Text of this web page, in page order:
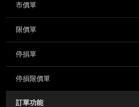
市價單
限價單
停損單
停損限價單
訂單功能